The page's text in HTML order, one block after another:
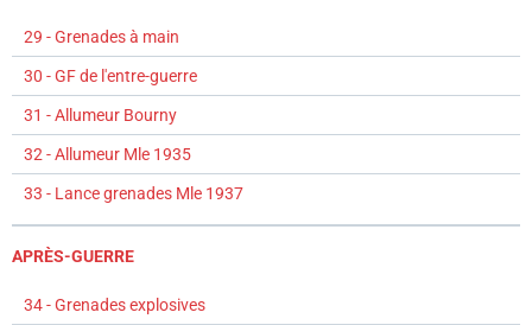
29 - Grenades à main
30 - GF de l'entre-guerre
31 - Allumeur Bourny
32 - Allumeur Mle 1935
33 - Lance grenades Mle 1937
APRÈS-GUERRE
34 - Grenades explosives